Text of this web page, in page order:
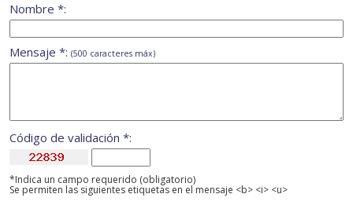
Nombre *:
Mensaje *: (500 caracteres máx)
Código de validación *:
*Indica un campo requerido (obligatorio)
Se permiten las siguientes etiquetas en el mensaje <b> <i> <u>